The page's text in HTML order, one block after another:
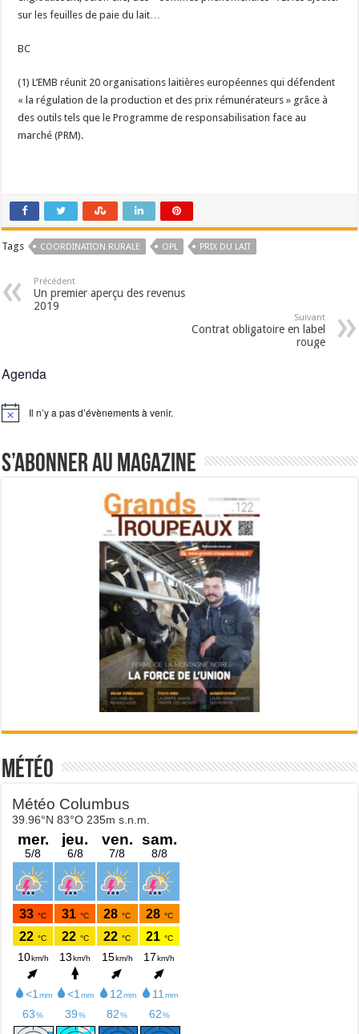
sur les feuilles de paie du lait…
BC
(1) L’EMB réunit 20 organisations laitières européennes qui défendent
« la régulation de la production et des prix rémunérateurs » grâce à
des outils tels que le Programme de responsabilisation face au
marché (PRM).
Tags COORDINATION RURALE OPL PRIX DU LAIT
Précédent
Un premier aperçu des revenus
2019
Suivant
Contrat obligatoire en label
rouge
Agenda
Notice Il n’y a pas d’évènements à venir.
S’abonner au magazine
Météo